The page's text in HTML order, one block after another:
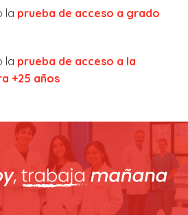
la prueba de acceso a grado
la prueba de acceso a la
+25 años